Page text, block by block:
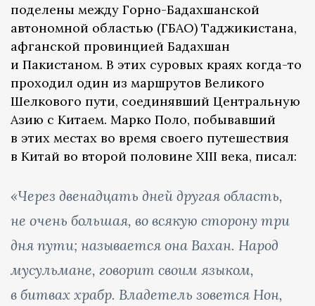
поделены между Горно-Бадахшанской
автономной областью (ГБАО) Таджикистана,
афганской провинцией Бадахшан
и Пакистаном. В этих суровых краях когда-то
проходил один из маршрутов Великого
Шелкового пути, соединявший Центральную
Азию с Китаем. Марко Поло, побывавший
в этих местах во время своего путешествия
в Китай во второй половине XIII века, писал:
«Через двенадцать дней другая область,
не очень большая, во всякую сторону три
дня пути; называется она Вахан. Народ
мусульмане, говорит своим языком,
в битвах храбр. Владетель зовется Нон,